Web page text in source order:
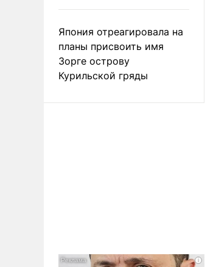
Япония отреагировала на
планы присвоить имя
Зорге острову
Курильской гряды